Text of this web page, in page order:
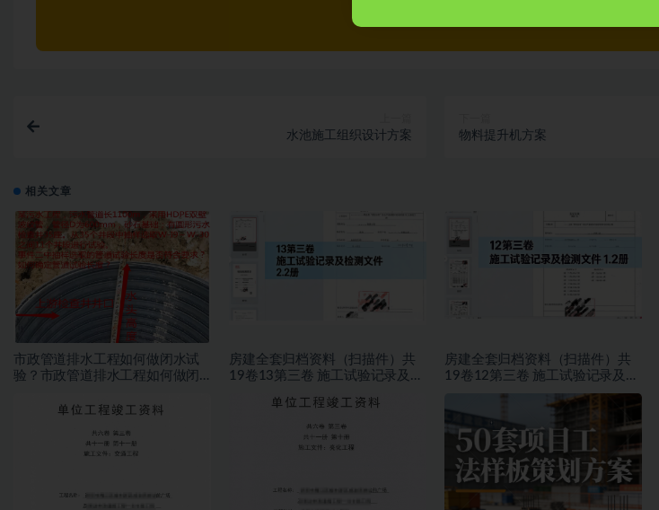
水池施工组织设计方案 物料提升机方案
相关文章
市政管道排水工程如何做闭水试
验？市政管道排水工程如何做闭
房建全套归档资料（扫描件）共
19卷13第三卷 施工试验记录及检
房建全套归档资料（扫描件）共
19卷12第三卷 施工试验记录及检
测文件 1.2册